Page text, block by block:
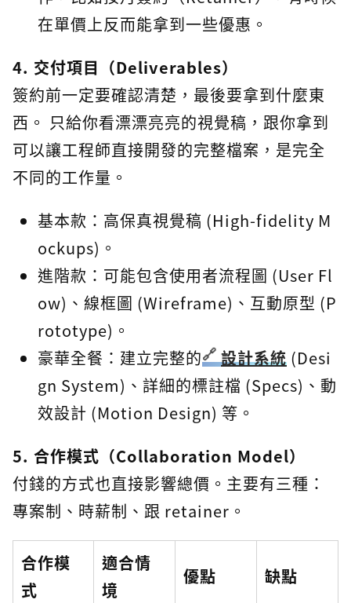
在單價上反而能拿到一些優惠。
4. 交付項目（Deliverables）
簽約前一定要確認清楚，最後要拿到什麼東
西。 只給你看漂漂亮亮的視覺稿，跟你拿到
可以讓工程師直接開發的完整檔案，是完全
不同的工作量。
基本款：高保真視覺稿 (High-fidelity M
ockups)。
進階款：可能包含使用者流程圖 (User Fl
ow)、線框圖 (Wireframe)、互動原型 (P
rototype)。
豪華全餐：建立完整的
設計系統 (Desi
gn System)、詳細的標註檔 (Specs)、動
效設計 (Motion Design) 等。
5. 合作模式（Collaboration Model）
付錢的方式也直接影響總價。主要有三種：
專案制、時薪制、跟 retainer。
合作模
式
適合情
境
優點 缺點